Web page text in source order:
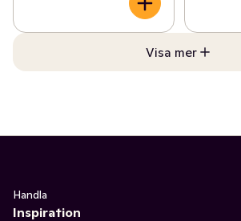
Visa mer
Handla
Inspiration